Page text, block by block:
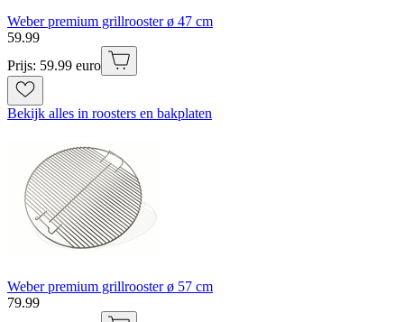
Weber premium grillrooster ø 47 cm
59.99
Prijs: 59.99 euro
Bekijk alles in roosters en bakplaten
Weber premium grillrooster ø 57 cm
79.99